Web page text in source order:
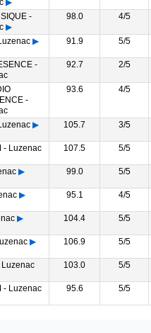
▶
-
▶
98.0 4/5
▶ 91.9 5/5
-
92.7 2/5
-
93.6 4/5
▶ 105.7 3/5
- Luzenac 107.5 5/5
▶ 99.0 5/5
▶ 95.1 4/5
▶ 104.4 5/5
▶ 106.9 5/5
Luzenac 103.0 5/5
- Luzenac 95.6 5/5